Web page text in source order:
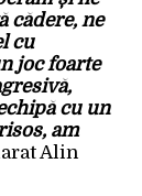
cădere, ne
cu
joc foarte
cu un
am
Alin